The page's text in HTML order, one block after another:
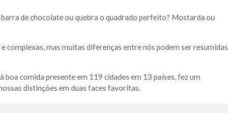
de chocolate ou quebra o quadrado perfeito? Mostarda ou
complexas, mas muitas diferenças entre nós podem ser resumidas
boa comida presente em 119 cidades em 13 países, fez um
distinções em duas faces favoritas.